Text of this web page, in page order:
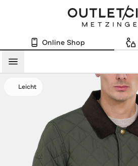
Online Shop
Menü
Leicht